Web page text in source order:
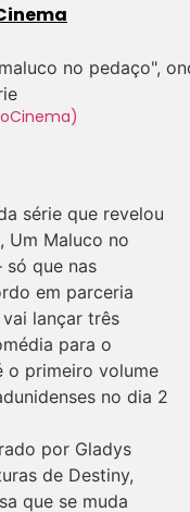
série que revelou
Um Maluco no
que nas
em parceria
lançar três
para o
o primeiro volume
no dia 2
por Gladys
de Destiny,
que se muda